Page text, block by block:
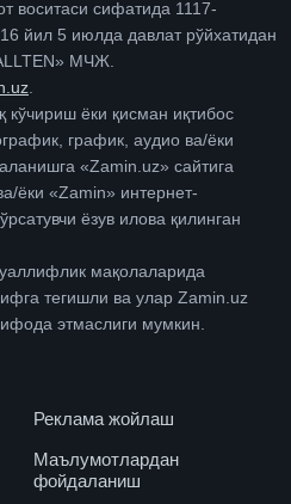
воситаси сифатида 1117-
йил 5 июлда давлат рўйхатидан
МЧЖ.
ёки қисман иқтибос
график, аудио ва/ёки
«Zamin.uz» сайтига
ёки «Zamin» интернет-
ёзув илова қилинган
мақолаларида
тегишли ва улар Zamin.uz
этмаслиги мумкин.
Реклама жойлаш
Маълумотлардан
фойдаланиш